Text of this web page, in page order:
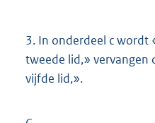
3. In onderdeel c wordt
tweede lid,» vervangen
vijfde lid,».